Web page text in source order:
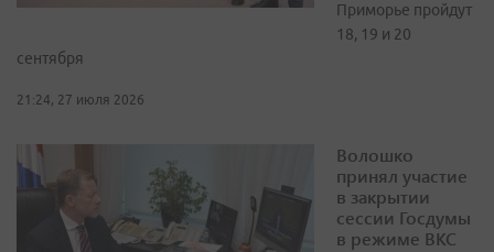
Приморье пройдут
18, 19 и 20
сентября
21:24, 27 июля 2026
Волошко
принял участие
в закрытии
сессии Госдумы
в режиме ВКС